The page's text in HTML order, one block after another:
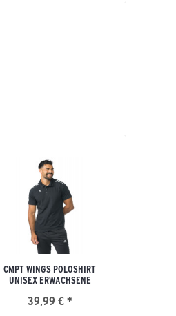
CMPT WINGS POLOSHIRT
UNISEX ERWACHSENE
39,99 € *